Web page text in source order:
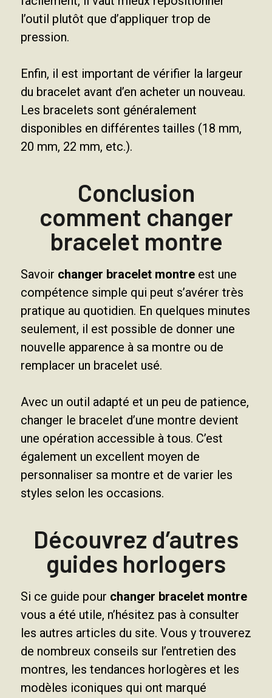
l’outil plutôt que d’appliquer trop de
pression.
Enfin, il est important de vérifier la largeur
du bracelet avant d’en acheter un nouveau.
Les bracelets sont généralement
disponibles en différentes tailles (18 mm,
20 mm, 22 mm, etc.).
Conclusion
comment changer
bracelet montre
Savoir changer bracelet montre est une
compétence simple qui peut s’avérer très
pratique au quotidien. En quelques minutes
seulement, il est possible de donner une
nouvelle apparence à sa montre ou de
remplacer un bracelet usé.
Avec un outil adapté et un peu de patience,
changer le bracelet d’une montre devient
une opération accessible à tous. C’est
également un excellent moyen de
personnaliser sa montre et de varier les
styles selon les occasions.
Découvrez d’autres
guides horlogers
Si ce guide pour changer bracelet montre
vous a été utile, n’hésitez pas à consulter
les autres articles du site. Vous y trouverez
de nombreux conseils sur l’entretien des
montres, les tendances horlogères et les
modèles iconiques qui ont marqué